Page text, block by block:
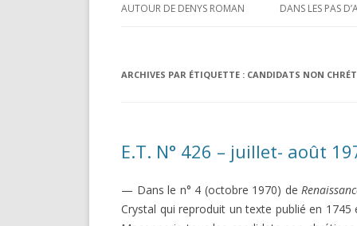
TEXTES ET
COMPTES
AUTOUR DE DENYS ROMAN
OPÉRATIVITÉ ET MAÇONNERIE
DARKNESS VISIBLE PARTIE 2
DANS LES PAS
MARCEL MAUGY
UNE GROSSIÈRE
RENÉ GUÉNON
MULTITUDE ( II )
T-ON ?
ARCHIVES PAR ÉTIQUETTE : CANDIDATS NON
E.T. N° 426 – juillet- août
— Dans le n° 4 (octobre 1970) de
Crystal qui reproduit un texte publié en